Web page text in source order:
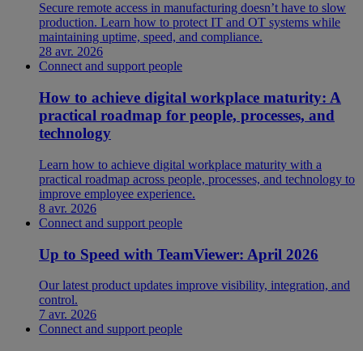
Secure remote access in manufacturing doesn’t have to slow
production. Learn how to protect IT and OT systems while
maintaining uptime, speed, and compliance.
28 avr. 2026
Connect and support people
How to achieve digital workplace maturity: A
practical roadmap for people, processes, and
technology
Learn how to achieve digital workplace maturity with a
practical roadmap across people, processes, and technology to
improve employee experience.
8 avr. 2026
Connect and support people
Up to Speed with TeamViewer: April 2026
Our latest product updates improve visibility, integration, and
control.
7 avr. 2026
Connect and support people